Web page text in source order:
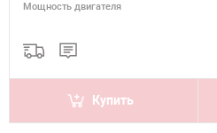
Мощность двигателя
Купить